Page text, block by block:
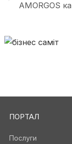
AMORGOS
ПОРТАЛ
Послуги